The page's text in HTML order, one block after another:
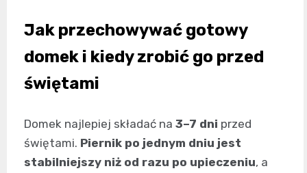
Jak przechowywać gotowy
domek i kiedy zrobić go przed
świętami
Domek najlepiej składać na 3–7 dni przed
świętami. Piernik po jednym dniu jest
stabilniejszy niż od razu po upieczeniu, a